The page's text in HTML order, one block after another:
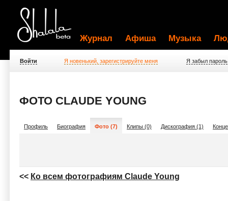
Журнал Афиша Музыка
Войти Я новенький, зарегистрируйте меня Я забыл пароль
ФОТО CLAUDE YOUNG
Профиль Биография Фото (7) Клипы (0) Дискография (1)
<< Ко всем фотографиям Claude Young